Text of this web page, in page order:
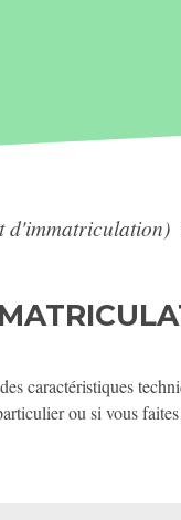
d'immatriculation)
caractéristiques
ou si vous